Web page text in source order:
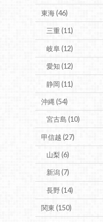
東海(46)
三重(11)
岐阜(12)
愛知(12)
静岡(11)
沖縄 (54)
宮古島(10)
甲信越 (27)
山梨(6)
新潟(7)
長野(14)
関東 (150)